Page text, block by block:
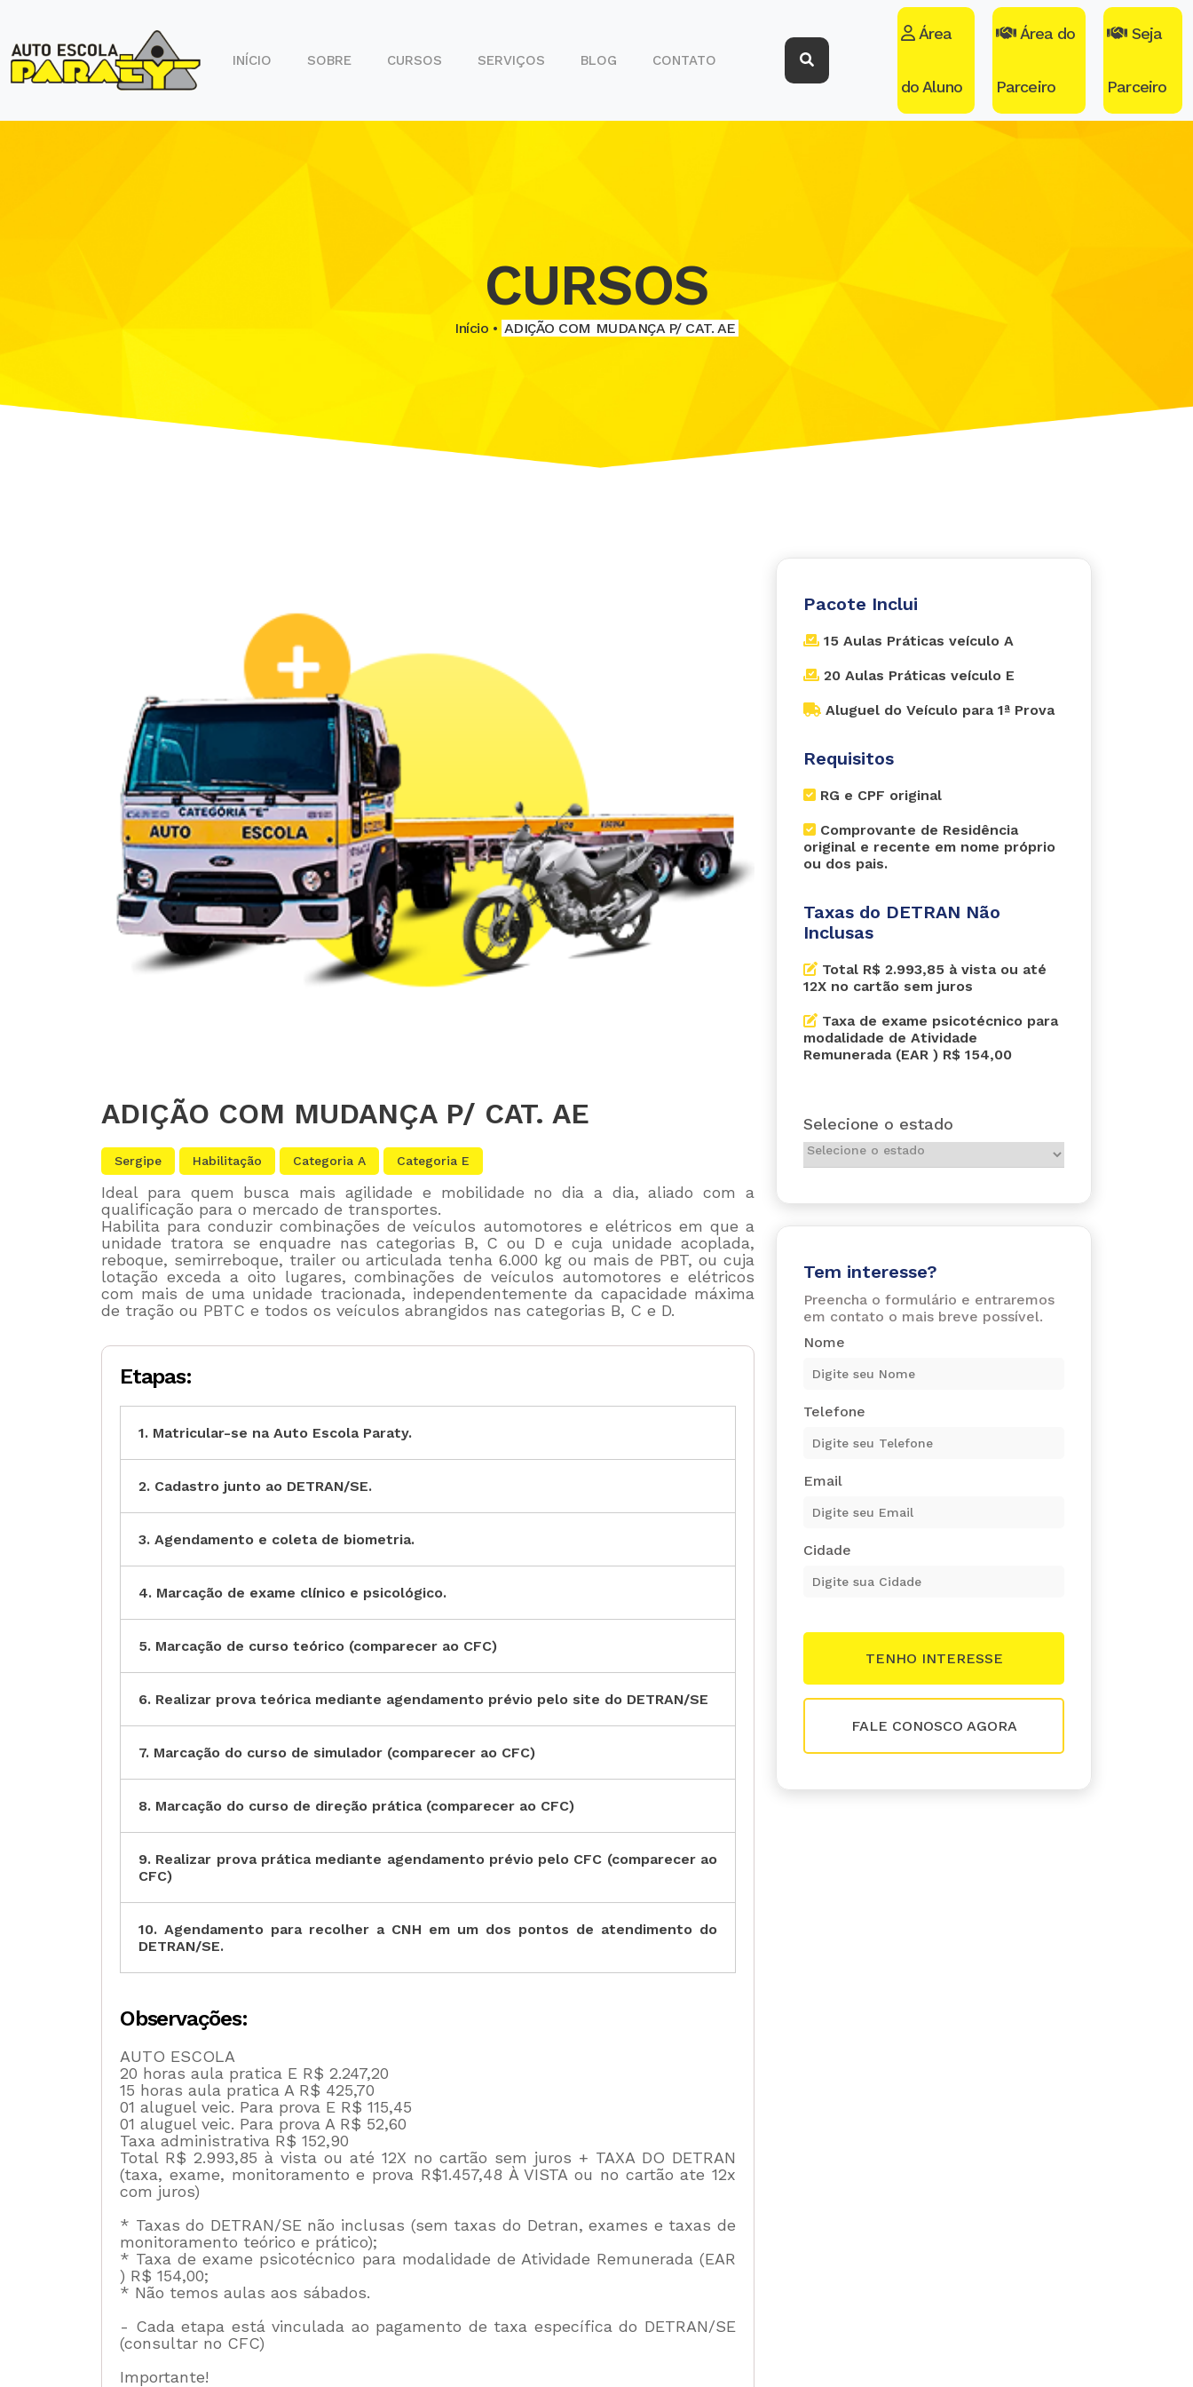
INÍCIO SOBRE CURSOS
SERVIÇOS
BLOG CONTATO
Área
do Aluno
Área do
Parceiro
Seja
Parceiro
CURSOS
Início • ADIÇÃO COM MUDANÇA P/ CAT. AE
ADIÇÃO COM MUDANÇA P/ CAT. AE
Sergipe Habilitação Categoria A Categoria E
Ideal para quem busca mais agilidade e mobilidade no dia a dia, aliado com a
qualificação para o mercado de transportes.
Habilita para conduzir combinações de veículos automotores e elétricos em que a
unidade tratora se enquadre nas categorias B, C ou D e cuja unidade acoplada,
reboque, semirreboque, trailer ou articulada tenha 6.000 kg ou mais de PBT, ou cuja
lotação exceda a oito lugares, combinações de veículos automotores e elétricos
com mais de uma unidade tracionada, independentemente da capacidade máxima
de tração ou PBTC e todos os veículos abrangidos nas categorias B, C e D.
Etapas:
1. Matricular-se na Auto Escola Paraty.
2. Cadastro junto ao DETRAN/SE.
3. Agendamento e coleta de biometria.
4. Marcação de exame clínico e psicológico.
5. Marcação de curso teórico (comparecer ao CFC)
6. Realizar prova teórica mediante agendamento prévio pelo site do DETRAN/SE
7. Marcação do curso de simulador (comparecer ao CFC)
8. Marcação do curso de direção prática (comparecer ao CFC)
9. Realizar prova prática mediante agendamento prévio pelo CFC (comparecer ao
CFC)
10. Agendamento para recolher a CNH em um dos pontos de atendimento do
DETRAN/SE.
Observações:
AUTO ESCOLA
20 horas aula pratica E R$ 2.247,20
15 horas aula pratica A R$ 425,70
01 aluguel veic. Para prova E R$ 115,45
01 aluguel veic. Para prova A R$ 52,60
Taxa administrativa R$ 152,90
Total R$ 2.993,85 à vista ou até 12X no cartão sem juros + TAXA DO DETRAN
(taxa, exame, monitoramento e prova R$1.457,48 À VISTA ou no cartão ate 12x
com juros)
* Taxas do DETRAN/SE não inclusas (sem taxas do Detran, exames e taxas de
monitoramento teórico e prático);
* Taxa de exame psicotécnico para modalidade de Atividade Remunerada (EAR
) R$ 154,00;
* Não temos aulas aos sábados.
- Cada etapa está vinculada ao pagamento de taxa específica do DETRAN/SE
(consultar no CFC)
Importante!
Pacote Inclui
15 Aulas Práticas veículo A
20 Aulas Práticas veículo E
Aluguel do Veículo para 1ª Prova
Requisitos
RG e CPF original
Comprovante de Residência
original e recente em nome próprio
ou dos pais.
Taxas do DETRAN Não
Inclusas
Total R$ 2.993,85 à vista ou até
12X no cartão sem juros
Taxa de exame psicotécnico para
modalidade de Atividade
Remunerada (EAR ) R$ 154,00
Selecione o estado
Tem interesse?
Preencha o formulário e entraremos
em contato o mais breve possível.
Nome
Telefone
Email
Cidade
FALE CONOSCO AGORA